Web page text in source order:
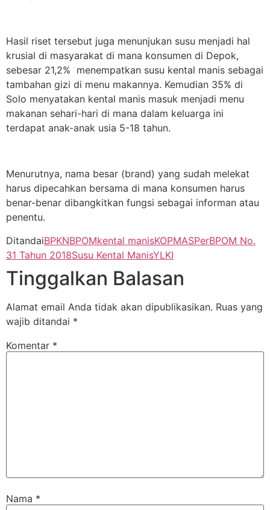
Hasil riset tersebut juga menunjukan susu menjadi hal
krusial di masyarakat di mana konsumen di Depok,
sebesar 21,2% menempatkan susu kental manis sebagai
tambahan gizi di menu makannya. Kemudian 35% di
Solo menyatakan kental manis masuk menjadi menu
makanan sehari-hari di mana dalam keluarga ini
terdapat anak-anak usia 5-18 tahun.
Menurutnya, nama besar (brand) yang sudah melekat
harus dipecahkan bersama di mana konsumen harus
benar-benar dibangkitkan fungsi sebagai informan atau
penentu.
DitandaiBPKNBPOMkental manisKOPMASPerBPOM No.
31 Tahun 2018Susu Kental ManisYLKI
Tinggalkan Balasan
Alamat email Anda tidak akan dipublikasikan. Ruas yang
wajib ditandai *
Komentar *
Nama *